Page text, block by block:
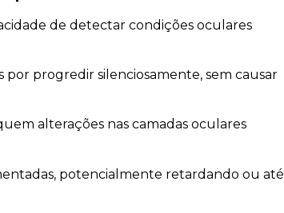
de detectar condições oculares
por progredir silenciosamente, sem causar
alterações nas camadas oculares
potencialmente retardando ou até